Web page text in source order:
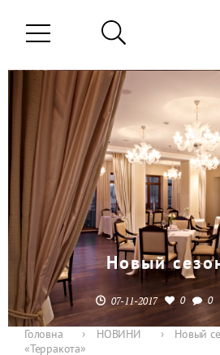
Новый
07-11-2017 0 0
Головна › НОВИНИ ›
Новый
«Терракота»